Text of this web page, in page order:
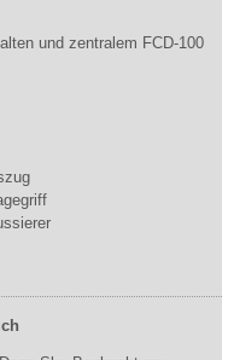
und zentralem FCD-100